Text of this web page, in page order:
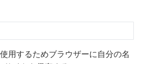
用するためブラウザーに自分の名